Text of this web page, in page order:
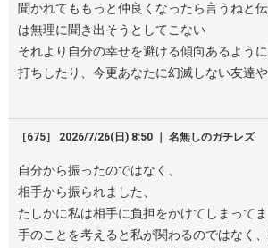
聞かれてももっと仲良くなったら言うねと
は無理に聞き出そうとしてこない
それより自分の幸せを避ける傾向あるよう
打ちしたり、今更あなたに幻滅しない友達
［675］ 2026/7/26(日) 8:50 ｜ 名無しのガチレズ
自分から振ったのではなく、
相手から振られました、
たしかに私は相手に負担をかけてしまって
手のことを考えると私が関わるのではなく